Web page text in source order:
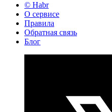
© Habr
О сервисе
Правила
Обратная связь
Блог